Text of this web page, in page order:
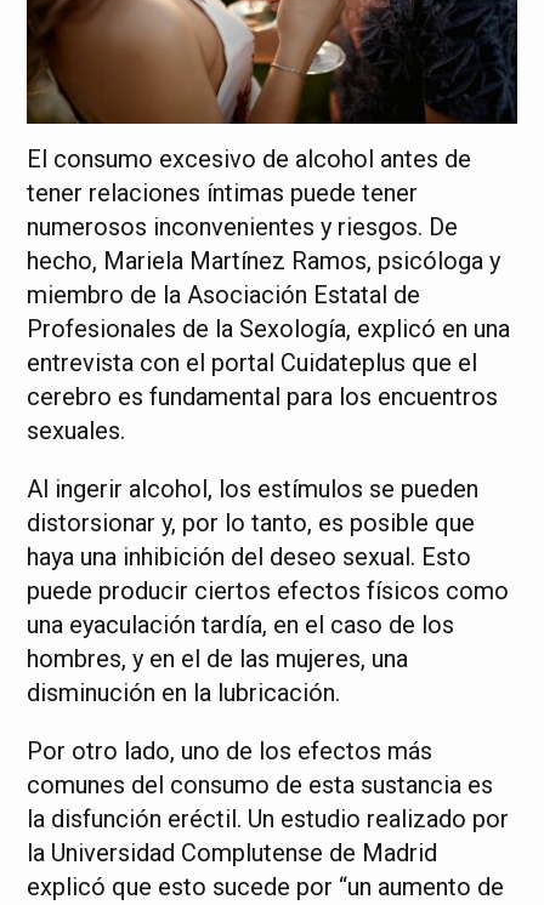
El consumo excesivo de alcohol antes de
tener relaciones íntimas puede tener
numerosos inconvenientes y riesgos. De
hecho, Mariela Martínez Ramos, psicóloga y
miembro de la Asociación Estatal de
Profesionales de la Sexología, explicó en una
entrevista con el portal Cuidateplus que el
cerebro es fundamental para los encuentros
sexuales.
Al ingerir alcohol, los estímulos se pueden
distorsionar y, por lo tanto, es posible que
haya una inhibición del deseo sexual. Esto
puede producir ciertos efectos físicos como
una eyaculación tardía, en el caso de los
hombres, y en el de las mujeres, una
disminución en la lubricación.
Por otro lado, uno de los efectos más
comunes del consumo de esta sustancia es
la disfunción eréctil. Un estudio realizado por
la Universidad Complutense de Madrid
explicó que esto sucede por “un aumento de